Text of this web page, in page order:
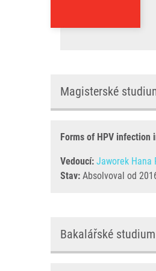
Magisterské
Forms of HPV infection
Vedoucí: Jaworek Hana
Stav: Absolvoval od
Bakalářské studium